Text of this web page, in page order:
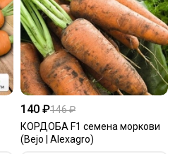
140 ₽146 ₽
КОРДОБА F1 семена моркови
(Bejo | Alexagro)